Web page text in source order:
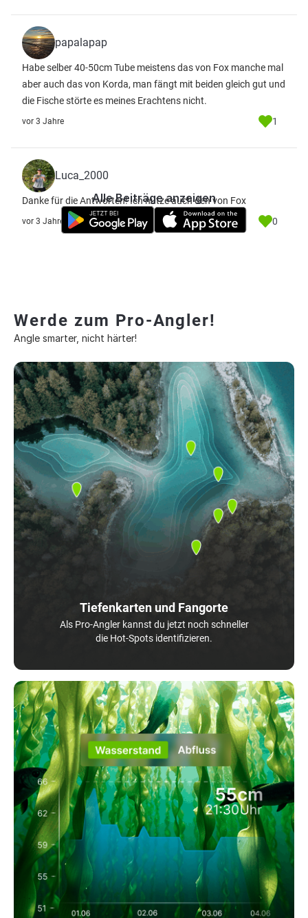
papalapap
Habe selber 40-50cm Tube meistens das von Fox manche mal
aber auch das von Korda, man fängt mit beiden gleich gut und
die Fische störte es meines Erachtens nicht.
vor 3 Jahre 1
Luca_2000
Danke für die Antworten! Ich nutze auch den von Fox
vor 3 Jahre 0
Alle Beiträge anzeigen
Werde zum Pro-Angler!
Angle smarter, nicht härter!
Tiefenkarten und Fangorte
Als Pro-Angler kannst du jetzt noch schneller
die Hot-Spots identifizieren.